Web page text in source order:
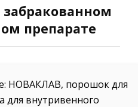
препарате
НОВАКЛАВ, порошок для
для внутривенного